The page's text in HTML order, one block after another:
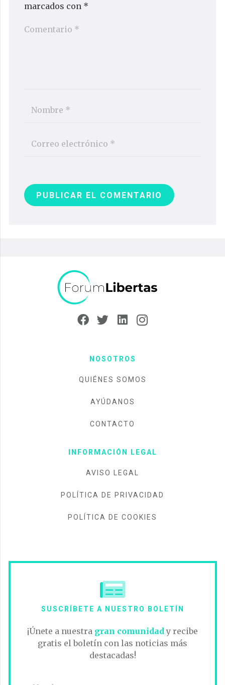
marcados con *
PUBLICAR EL COMENTARIO
NOSOTROS
QUIÉNES SOMOS
AYÚDANOS
CONTACTO
INFORMACIÓN LEGAL
AVISO LEGAL
POLÍTICA DE PRIVACIDAD
POLÍTICA DE COOKIES
SUSCRÍBETE A NUESTRO BOLETÍN
¡Únete a nuestra gran comunidad y recibe
gratis el boletín con las noticias más
destacadas!